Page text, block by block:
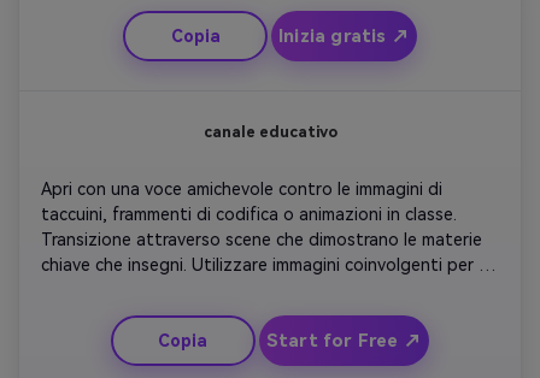
un'atmosfera tecnologica moderna. Usa effetti sonori
futuristici e battiti elettronici. Concludi con il tuo slogan
che appare sulle onde digitali.
Copia Inizia gratis ↗
canale educativo
Apri con una voce amichevole contro le immagini di
taccuini, frammenti di codifica o animazioni in classe.
Transizione attraverso scene che dimostrano le materie
chiave che insegni. Utilizzare immagini coinvolgenti per
schermo come 'Impara qualcosa di nuovo ogni settimana'.
Integra musica di sottofondo morbida per ispirazione.
Concludete con il vostro logo che risplende con fiducia,
Copia Start for Free ↗